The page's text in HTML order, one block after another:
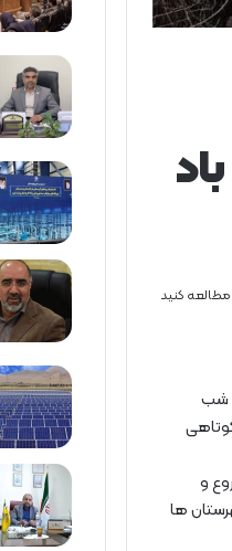
شب
ماه 1402 در استان شروع و
ها